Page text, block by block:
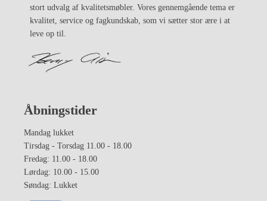
stort udvalg af kvalitetsmøbler. Vores gennemgående tema er
kvalitet, service og fagkundskab, som vi sætter stor ære i at
leve op til.
Åbningstider
Mandag lukket
Tirsdag - Torsdag 11.00 - 18.00
Fredag: 11.00 - 18.00
Lørdag: 10.00 - 15.00
Søndag: Lukket